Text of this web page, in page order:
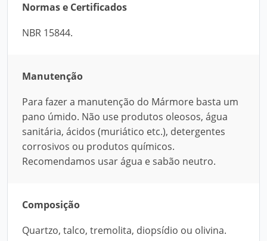
Normas e Certificados
NBR 15844.
Manutenção
Para fazer a manutenção do Mármore basta um
pano úmido. Não use produtos oleosos, água
sanitária, ácidos (muriático etc.), detergentes
corrosivos ou produtos químicos.
Recomendamos usar água e sabão neutro.
Composição
Quartzo, talco, tremolita, diopsídio ou olivina.